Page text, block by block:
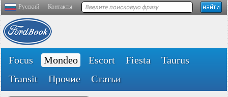
Русский Контакты
Focus Mondeo Escort Fiesta
Taurus
Transit
Прочие Статьи